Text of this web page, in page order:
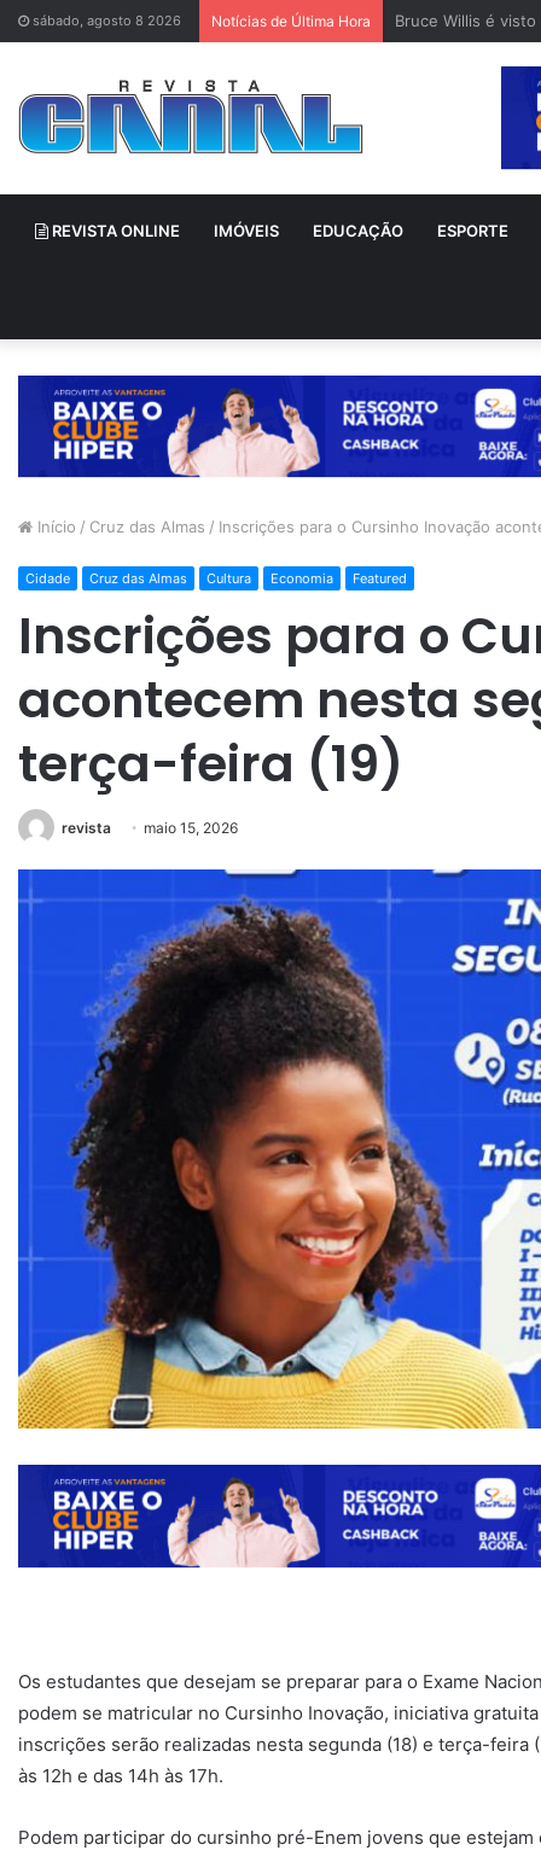
sábado, agosto 8 2026 Notícias de Última Hora Bruce Willis é
REVISTA ONLINE IMÓVEIS EDUCAÇÃO ESPORTE
Início / Cruz das Almas / Inscrições para o Cursinho Inovação
Cidade Cruz das Almas Cultura Economia Featured
Inscrições para o
acontecem nesta
terça-feira (19)
revista maio 15, 2026
Os estudantes que desejam se preparar para o Exame
podem se matricular no Cursinho Inovação, iniciativa
inscrições serão realizadas nesta segunda (18) e terça-feira
às 12h e das 14h às 17h.
Podem participar do cursinho pré-Enem jovens que